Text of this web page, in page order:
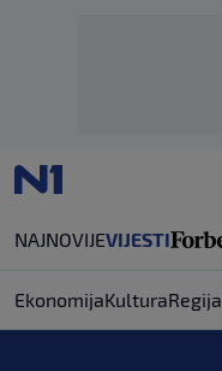
NAJNOVIJEVIJESTI
EkonomijaKulturaRegija